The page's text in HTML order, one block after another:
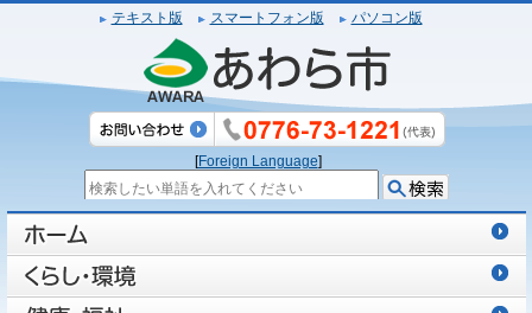
テキスト版 スマートフォン版 パソコン版
[Foreign Language]